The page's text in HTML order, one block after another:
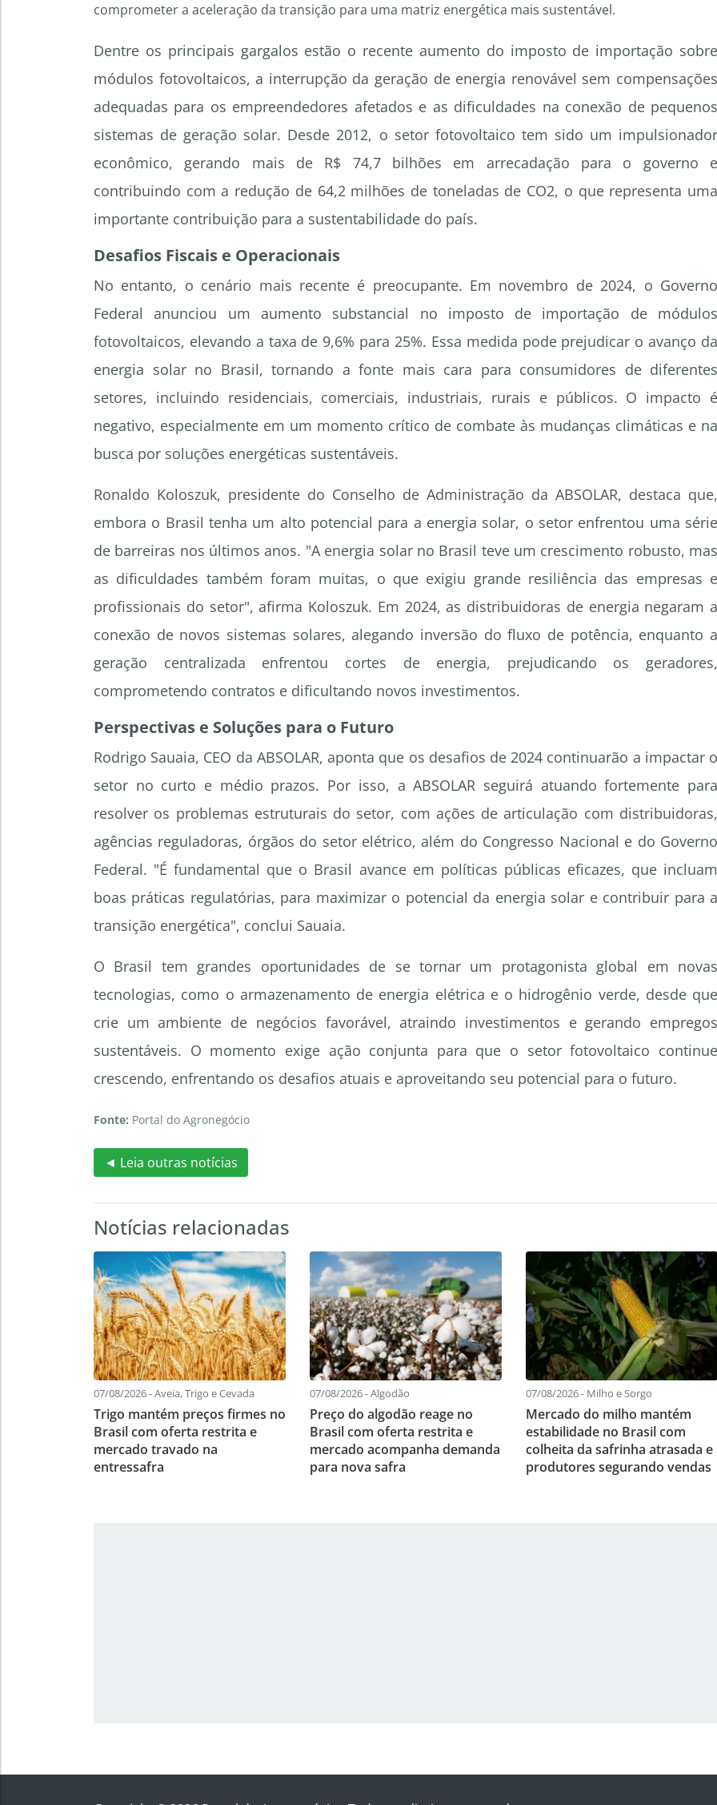
comprometer a aceleração da transição para uma matriz energética mais sustentável.
Dentre os principais gargalos estão o recente aumento do imposto de importação sobre
módulos fotovoltaicos, a interrupção da geração de energia renovável sem compensações
adequadas para os empreendedores afetados e as dificuldades na conexão de pequenos
sistemas de geração solar. Desde 2012, o setor fotovoltaico tem sido um impulsionador
econômico, gerando mais de R$ 74,7 bilhões em arrecadação para o governo e
contribuindo com a redução de 64,2 milhões de toneladas de CO2, o que representa uma
importante contribuição para a sustentabilidade do país.
Desafios Fiscais e Operacionais
No entanto, o cenário mais recente é preocupante. Em novembro de 2024, o Governo
Federal anunciou um aumento substancial no imposto de importação de módulos
fotovoltaicos, elevando a taxa de 9,6% para 25%. Essa medida pode prejudicar o avanço da
energia solar no Brasil, tornando a fonte mais cara para consumidores de diferentes
setores, incluindo residenciais, comerciais, industriais, rurais e públicos. O impacto é
negativo, especialmente em um momento crítico de combate às mudanças climáticas e na
busca por soluções energéticas sustentáveis.
Ronaldo Koloszuk, presidente do Conselho de Administração da ABSOLAR, destaca que,
embora o Brasil tenha um alto potencial para a energia solar, o setor enfrentou uma série
de barreiras nos últimos anos. "A energia solar no Brasil teve um crescimento robusto, mas
as dificuldades também foram muitas, o que exigiu grande resiliência das empresas e
profissionais do setor", afirma Koloszuk. Em 2024, as distribuidoras de energia negaram a
conexão de novos sistemas solares, alegando inversão do fluxo de potência, enquanto a
geração centralizada enfrentou cortes de energia, prejudicando os geradores,
comprometendo contratos e dificultando novos investimentos.
Perspectivas e Soluções para o Futuro
Rodrigo Sauaia, CEO da ABSOLAR, aponta que os desafios de 2024 continuarão a impactar o
setor no curto e médio prazos. Por isso, a ABSOLAR seguirá atuando fortemente para
resolver os problemas estruturais do setor, com ações de articulação com distribuidoras,
agências reguladoras, órgãos do setor elétrico, além do Congresso Nacional e do Governo
Federal. "É fundamental que o Brasil avance em políticas públicas eficazes, que incluam
boas práticas regulatórias, para maximizar o potencial da energia solar e contribuir para a
transição energética", conclui Sauaia.
O Brasil tem grandes oportunidades de se tornar um protagonista global em novas
tecnologias, como o armazenamento de energia elétrica e o hidrogênio verde, desde que
crie um ambiente de negócios favorável, atraindo investimentos e gerando empregos
sustentáveis. O momento exige ação conjunta para que o setor fotovoltaico continue
crescendo, enfrentando os desafios atuais e aproveitando seu potencial para o futuro.
Fonte: Portal do Agronegócio
◄ Leia outras notícias
Notícias relacionadas
07/08/2026 - Aveia, Trigo e Cevada
Trigo mantém preços firmes no
Brasil com oferta restrita e
mercado travado na
entressafra
07/08/2026 - Algodão
Preço do algodão reage no
Brasil com oferta restrita e
mercado acompanha demanda
para nova safra
07/08/2026 - Milho e Sorgo
Mercado do milho mantém
estabilidade no Brasil com
colheita da safrinha atrasada e
produtores segurando vendas